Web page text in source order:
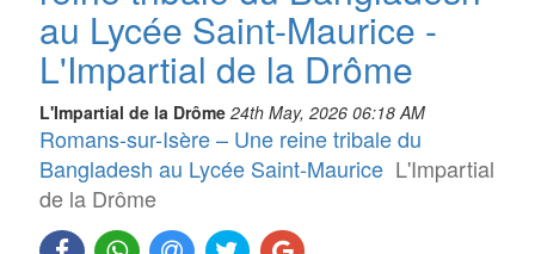
au Lycée Saint-Maurice -
L'Impartial de la Drôme
L'Impartial de la Drôme 24th May, 2026 06:18 AM
Romans-sur-Isère – Une reine tribale du
Bangladesh au Lycée Saint-Maurice L'Impartial
de la Drôme